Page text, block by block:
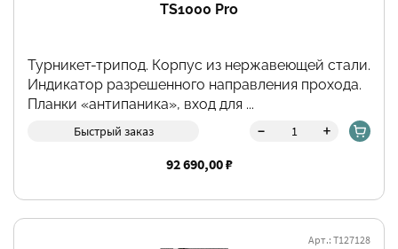
TS1000 Pro
Турникет-трипод. Корпус из нержавеющей стали.
Индикатор разрешенного направления прохода.
Планки «антипаника», вход для ...
Быстрый заказ - +
92 690,00 ₽
Арт.: Т127128